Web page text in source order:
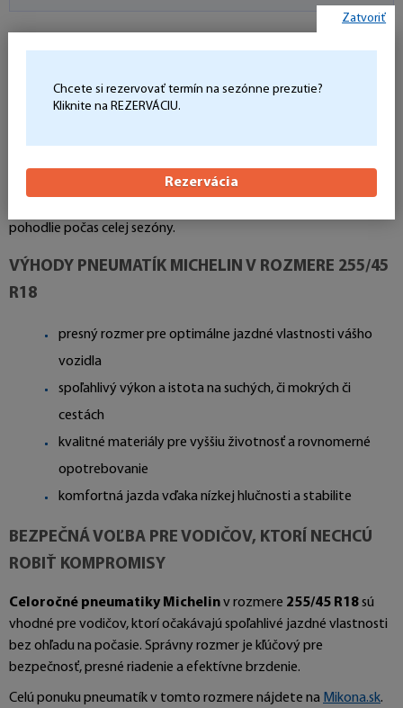
každodennú jazdu aj náročnejšie podmienky. Vďaka moderným
pohodlie počas celej sezóny.
VÝHODY PNEUMATÍK MICHELIN V ROZMERE 255/45
R18
presný rozmer pre optimálne jazdné vlastnosti vášho
vozidla
spoľahlivý výkon a istota na suchých, či mokrých či
cestách
kvalitné materiály pre vyššiu životnosť a rovnomerné
opotrebovanie
komfortná jazda vďaka nízkej hlučnosti a stabilite
BEZPEČNÁ VOĽBA PRE VODIČOV, KTORÍ NECHCÚ
ROBIŤ KOMPROMISY
Celoročné pneumatiky Michelinv rozmere 255/45 R18sú
vhodné pre vodičov, ktorí očakávajú spoľahlivé jazdné vlastnosti
bez ohľadu na počasie. Správny rozmer je kľúčový pre
bezpečnosť, presné riadenie a efektívne brzdenie.
Celú ponuku pneumatík v tomto rozmere nájdete na Mikona.sk.
Zatvoriť
Chcete si rezervovať termín na sezónne prezutie?
Kliknite na REZERVÁCIU.
Rezervácia